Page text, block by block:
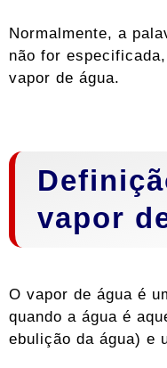
Normalmente, a
não for
vapor de água.
vapor
O vapor de água é
quando a água é
ebulição da água) e